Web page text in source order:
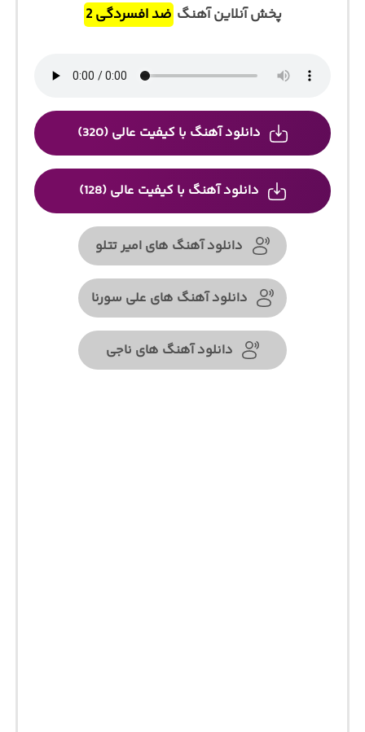
پخش آنلاین آهنگ ضد افسردگی 2
دانلود آهنگ با کیفیت عالی (320)
دانلود آهنگ با کیفیت عالی (128)
دانلود آهنگ های امیر تتلو
دانلود آهنگ های علی سورنا
دانلود آهنگ های ناجی